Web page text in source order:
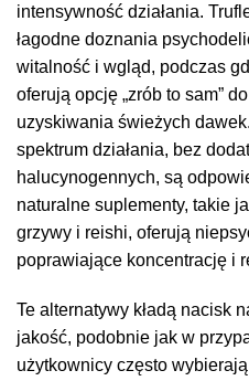
intensywność działania.
łagodne doznania
witalność i wgląd, podczas
oferują opcję „zrób to sam”
uzyskiwania świeżych
spektrum działania, bez
halucynogennych, są
naturalne suplementy, takie
grzywy i reishi, oferują
poprawiające koncentrację i
Te alternatywy kładą nacisk
jakość, podobnie jak w
użytkownicy często